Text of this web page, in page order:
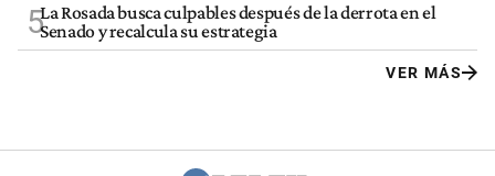
5La Rosada busca culpables después de la derrota en el
Senado y recalcula su estrategia
VER MÁS